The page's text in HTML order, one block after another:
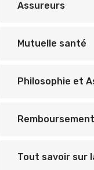
Assureurs
Mutuelle santé
Philosophie et
Remboursement
Tout savoir sur